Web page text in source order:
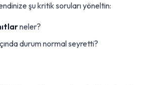
şu kritik soruları yöneltin:
neler?
durum normal seyretti?